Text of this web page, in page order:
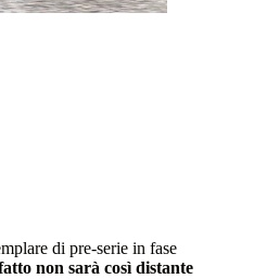
di pre-serie in fase
non sarà così distante